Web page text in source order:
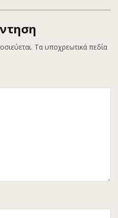
Τα υποχρεωτικά πεδία